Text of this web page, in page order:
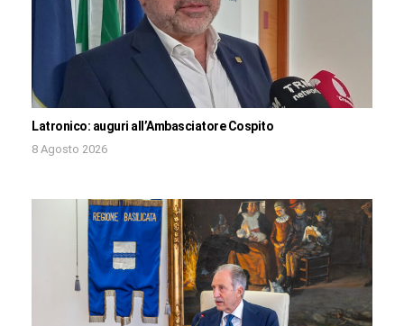
Latronico: auguri all’Ambasciatore Cospito
8 Agosto 2026